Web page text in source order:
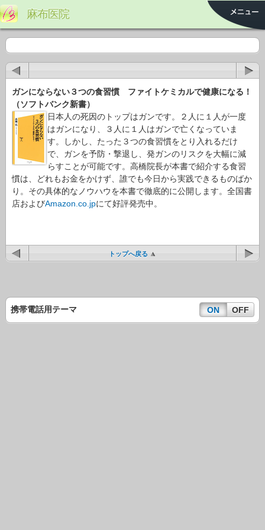
麻布医院
ガンにならない３つの食習慣 ファイトケミカルで健康になる！
（ソフトバンク新書）
日本人の死因のトップはガンです。２人に１人が一度
はガンになり、３人に１人はガンで亡くなっていま
す。しかし、たった３つの食習慣をとり入れるだけ
で、ガンを予防・撃退し、発ガンのリスクを大幅に減
らすことが可能です。高橋院長が本書で紹介する食習
慣は、どれもお金をかけず、誰でも今日から実践できるものばか
り。その具体的なノウハウを本書で徹底的に公開します。全国書
店およびAmazon.co.jpにて好評発売中。
トップへ戻る
携帯電話用テーマ ON OFF